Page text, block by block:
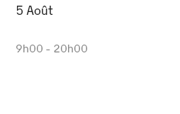
5 Août
9h00 - 20h00